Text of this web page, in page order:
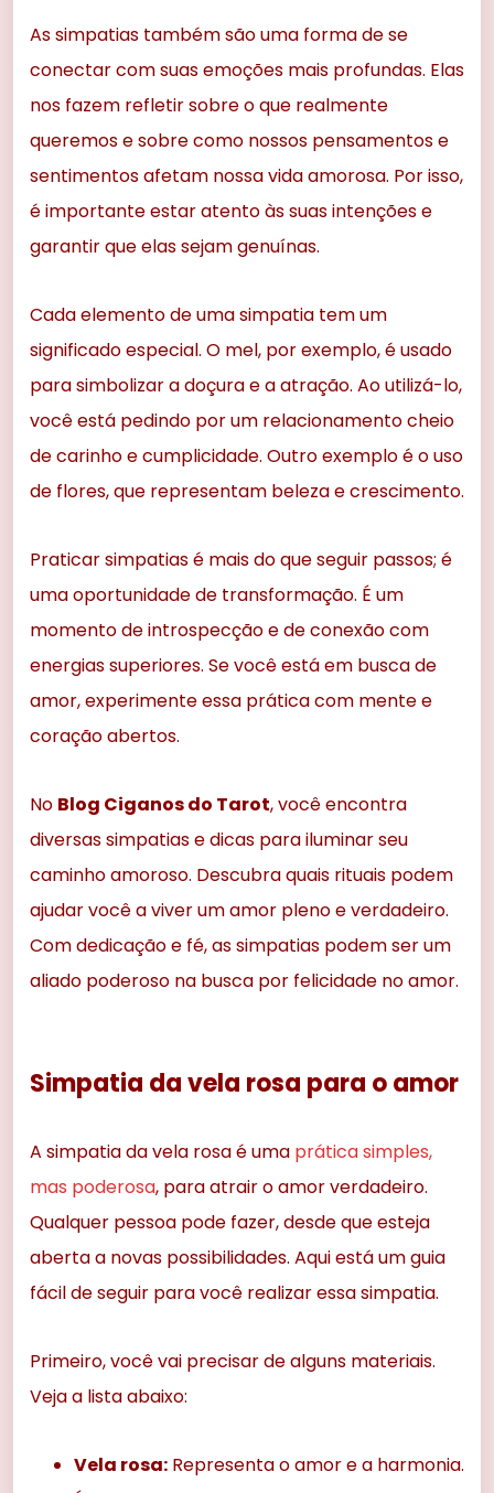
As simpatias também são uma forma de se
conectar com suas emoções mais profundas. Elas
nos fazem refletir sobre o que realmente
queremos e sobre como nossos pensamentos e
sentimentos afetam nossa vida amorosa. Por isso,
é importante estar atento às suas intenções e
garantir que elas sejam genuínas.
Cada elemento de uma simpatia tem um
significado especial. O mel, por exemplo, é usado
para simbolizar a doçura e a atração. Ao utilizá-lo,
você está pedindo por um relacionamento cheio
de carinho e cumplicidade. Outro exemplo é o uso
de flores, que representam beleza e crescimento.
Praticar simpatias é mais do que seguir passos; é
uma oportunidade de transformação. É um
momento de introspecção e de conexão com
energias superiores. Se você está em busca de
amor, experimente essa prática com mente e
coração abertos.
No Blog Ciganos do Tarot, você encontra
diversas simpatias e dicas para iluminar seu
caminho amoroso. Descubra quais rituais podem
ajudar você a viver um amor pleno e verdadeiro.
Com dedicação e fé, as simpatias podem ser um
aliado poderoso na busca por felicidade no amor.
Simpatia da vela rosa para o amor
A simpatia da vela rosa é uma prática simples,
mas poderosa, para atrair o amor verdadeiro.
Qualquer pessoa pode fazer, desde que esteja
aberta a novas possibilidades. Aqui está um guia
fácil de seguir para você realizar essa simpatia.
Primeiro, você vai precisar de alguns materiais.
Veja a lista abaixo:
Vela rosa: Representa o amor e a harmonia.